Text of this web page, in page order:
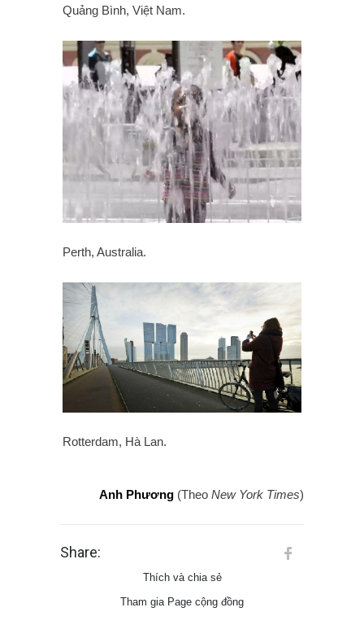
Quảng Bình, Việt Nam.
Perth, Australia.
Rotterdam, Hà Lan.
Anh Phương (Theo New York Times)
Share:
Thích và chia sẻ
Tham gia Page cộng đồng